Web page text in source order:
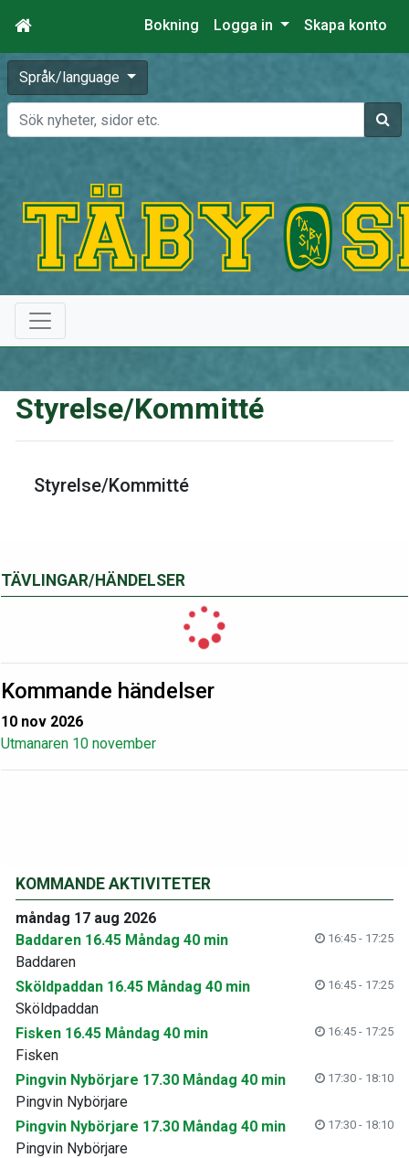
Bokning Logga in Skapa konto
Språk/language
Sök
TÄVLINGAR/HÄNDELSER
Kommande händelser
10 nov 2026
Utmanaren 10 november
Styrelse/Kommitté
Styrelse/Kommitté
KOMMANDE AKTIVITETER
måndag 17 aug 2026
Baddaren 16.45 Måndag 40 min
16:45 - 17:25
Baddaren
Sköldpaddan 16.45 Måndag 40 min
16:45 - 17:25
Sköldpaddan
Fisken 16.45 Måndag 40 min
16:45 - 17:25
Fisken
Pingvin Nybörjare 17.30 Måndag 40 min
17:30 - 18:10
Pingvin Nybörjare
Pingvin Nybörjare 17.30 Måndag 40 min
17:30 - 18:10
Pingvin Nybörjare